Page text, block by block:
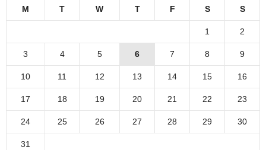
M T W T F S S
1 2
3 4 5 6 7 8 9
10 11 12 13 14 15 16
17 18 19 20 21 22 23
24 25 26 27 28 29 30
31